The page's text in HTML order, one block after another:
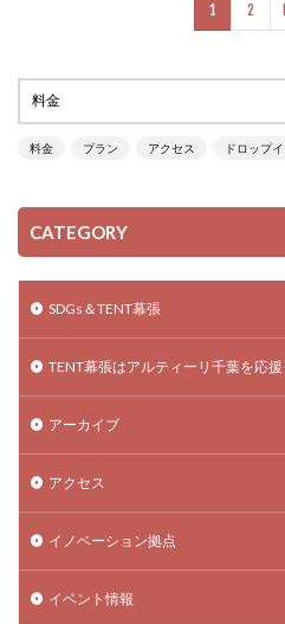
1 2
料金 プラン アクセス ドロップ
CATEGORY
SDGs＆TENT幕張
TENT幕張はアルティーリ千葉を応
アーカイブ
アクセス
イノベーション拠点
イベント情報